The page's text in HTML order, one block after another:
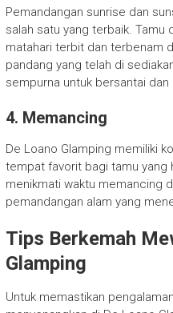
Pemandangan sunrise dan
salah satu yang terbaik. Tamu
matahari terbit dan terbenam
pandang yang telah di
sempurna untuk bersantai
4. Memancing
De Loano Glamping memiliki
tempat favorit bagi tamu yang
menikmati waktu memancing
pemandangan alam yang
Tips Berkemah
Glamping
Untuk memastikan